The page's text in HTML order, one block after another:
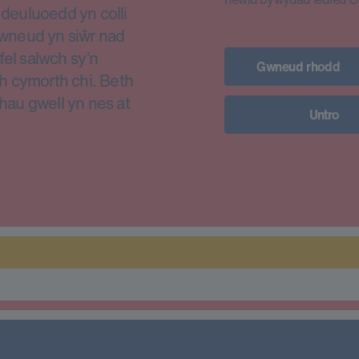
yn colli
yn siŵr nad
salwch sy’n
cymorth chi. Beth
gwell yn nes at
Gwneud rhodd
Untro